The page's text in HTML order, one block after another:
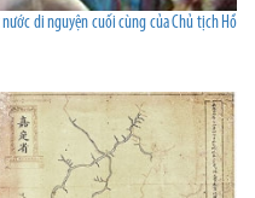
di nguyện cuối cùng của Chủ tịch Hồ